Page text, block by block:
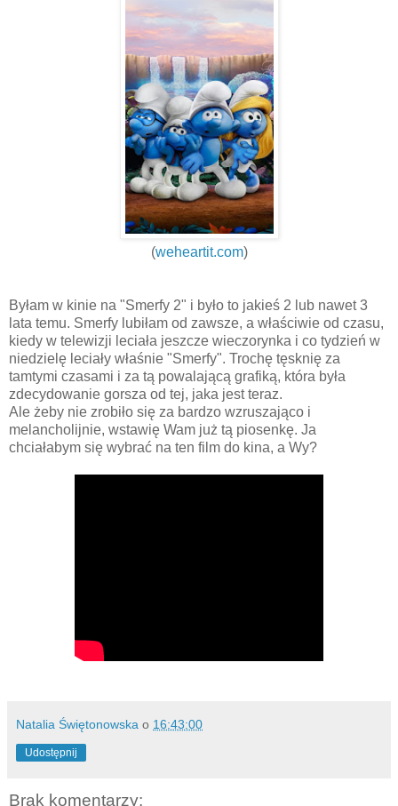
(weheartit.com)
Byłam w kinie na "Smerfy 2" i było to jakieś 2 lub nawet 3
lata temu. Smerfy lubiłam od zawsze, a właściwie od czasu,
kiedy w telewizji leciała jeszcze wieczorynka i co tydzień w
niedzielę leciały właśnie "Smerfy". Trochę tęsknię za
tamtymi czasami i za tą powalającą grafiką, która była
zdecydowanie gorsza od tej, jaka jest teraz.
Ale żeby nie zrobiło się za bardzo wzruszająco i
melancholijnie, wstawię Wam już tą piosenkę. Ja
chciałabym się wybrać na ten film do kina, a Wy?
Natalia Świętonowska o 16:43:00
Udostępnij
Brak komentarzy: